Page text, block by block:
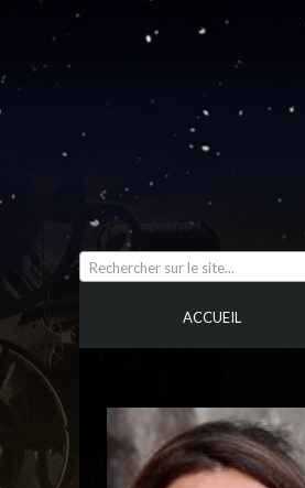
Rechercher sur le site...
ACCUEIL